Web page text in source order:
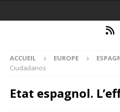
ACCUEIL EUROPE
Ciudadanos
Etat espagnol.